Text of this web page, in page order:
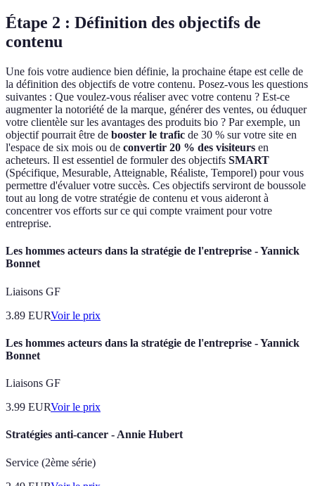
Étape 2 : Définition des objectifs de
contenu
Une fois votre audience bien définie, la prochaine étape est celle de
la définition des objectifs de votre contenu. Posez-vous les questions
suivantes : Que voulez-vous réaliser avec votre contenu ? Est-ce
augmenter la notoriété de la marque, générer des ventes, ou éduquer
votre clientèle sur les avantages des produits bio ? Par exemple, un
objectif pourrait être de booster le trafic de 30 % sur votre site en
l'espace de six mois ou de convertir 20 % des visiteurs en
acheteurs. Il est essentiel de formuler des objectifs SMART
(Spécifique, Mesurable, Atteignable, Réaliste, Temporel) pour vous
permettre d'évaluer votre succès. Ces objectifs serviront de boussole
tout au long de votre stratégie de contenu et vous aideront à
concentrer vos efforts sur ce qui compte vraiment pour votre
entreprise.
Les hommes acteurs dans la stratégie de l'entreprise - Yannick
Bonnet
Liaisons GF
3.89 EURVoir le prix
Les hommes acteurs dans la stratégie de l'entreprise - Yannick
Bonnet
Liaisons GF
3.99 EURVoir le prix
Stratégies anti-cancer - Annie Hubert
Service (2ème série)